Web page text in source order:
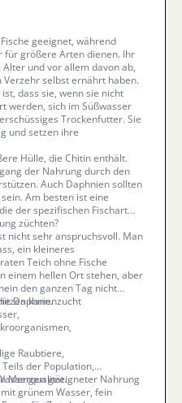
geeignet, während
für größere Arten dienen. Ihr
und vor allem davon ab,
selbst ernährt haben.
dass sie, wenn sie nicht
werden, sich im Süßwasser
Trockenfutter. Sie
und setzen ihre
Hülle, die Chitin enthält.
der Nahrung durch den
Auch Daphnien sollten
Am besten ist eine
der spezifischen Fischart
züchten?
nicht sehr anspruchsvoll. Man
ein kleineres
Teich ohne Fische
einem hellen Ort stehen, aber
den ganzen Tag nicht
kann.
Daphnienzucht
Raubtiere,
der Population,
Mengen geeigneter Nahrung
grünem Wasser, fein